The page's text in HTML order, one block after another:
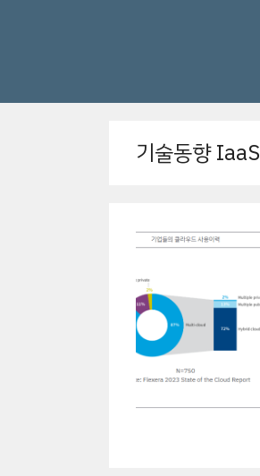
기술동향 IaaS